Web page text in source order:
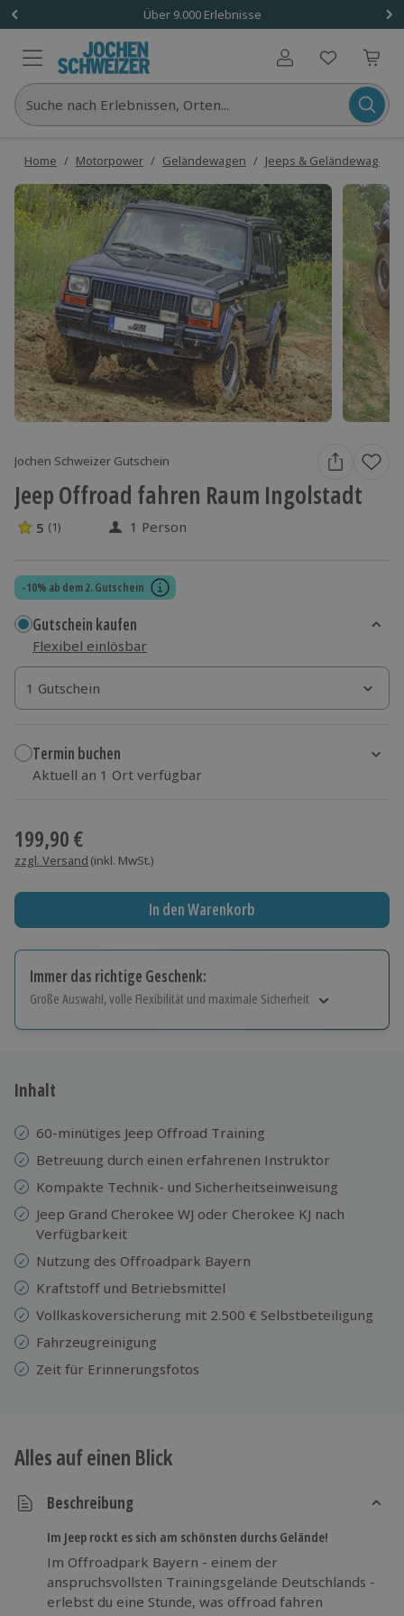
Über 9.000 Erlebnisse
Benutzerkonto
Suche nach Erlebnissen, Orten...
Home / Motorpower / Geländewagen / Jeeps & Geländewagen
Jochen Schweizer Gutschein
Jeep Offroad fahren Raum Ingolstadt
5 Sterne von 5 aus 1 Bewertungen
5 (1) 1 Person
-10% ab dem 2. Gutschein
Gutschein kaufen
Flexibel einlösbar
1 Gutschein
1 Gutschein
1 Gutschein
Termin buchen
Aktuell an 1 Ort verfügbar
199,90 €
zzgl. Versand (inkl. MwSt.)
In den Warenkorb
Immer das richtige Geschenk:
Große Auswahl, volle Flexibilität und maximale Sicherheit
Jeder Gutschein für alle Erlebnisse einlösbar.
Inhalt
60-minütiges Jeep Offroad Training
Betreuung durch einen erfahrenen Instruktor
Kompakte Technik- und Sicherheitseinweisung
Jeep Grand Cherokee WJ oder Cherokee KJ nach
Verfügbarkeit
Nutzung des Offroadpark Bayern
Kraftstoff und Betriebsmittel
Vollkaskoversicherung mit 2.500 € Selbstbeteiligung
Fahrzeugreinigung
Zeit für Erinnerungsfotos
Alles auf einen Blick
Beschreibung
Im Jeep rockt es sich am schönsten durchs Gelände!
Im Offroadpark Bayern - einem der
anspruchsvollsten Trainingsgelände Deutschlands -
erlebst du eine Stunde, was offroad fahren